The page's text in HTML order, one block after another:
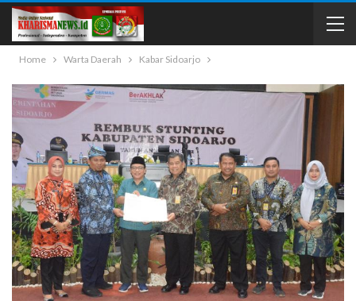
Home Warta Daerah Kabar Sidoarjo